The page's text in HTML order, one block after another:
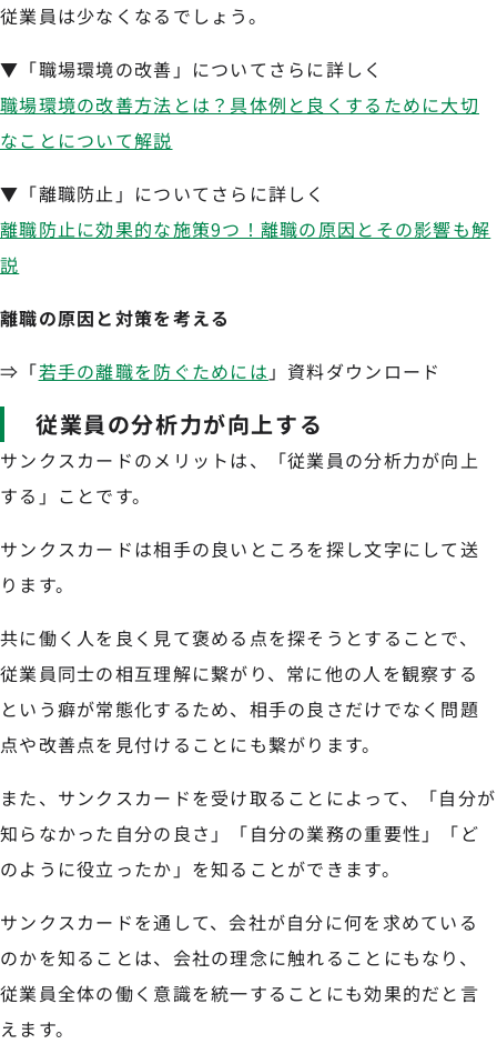
従業員は少なくなるでしょう。
▼「職場環境の改善」についてさらに詳しく
職場環境の改善方法とは？具体例と良くするために大切
なことについて解説
▼「離職防止」についてさらに詳しく
離職防止に効果的な施策9つ！離職の原因とその影響も解
説
離職の原因と対策を考える
⇒「若手の離職を防ぐためには 」資料ダウンロード
従業員の分析力が向上する
サンクスカードのメリットは、「従業員の分析力が向上
する」ことです。
サンクスカードは相手の良いところを探し文字にして送
ります。
共に働く人を良く見て褒める点を探そうとすることで、
従業員同士の相互理解に繋がり、常に他の人を観察する
という癖が常態化するため、相手の良さだけでなく問題
点や改善点を見付けることにも繋がります。
また、サンクスカードを受け取ることによって、「自分が
知らなかった自分の良さ」「自分の業務の重要性」「ど
のように役立ったか」を知ることができます。
サンクスカードを通して、会社が自分に何を求めている
のかを知ることは、会社の理念に触れることにもなり、
従業員全体の働く意識を統一することにも効果的だと言
えます。